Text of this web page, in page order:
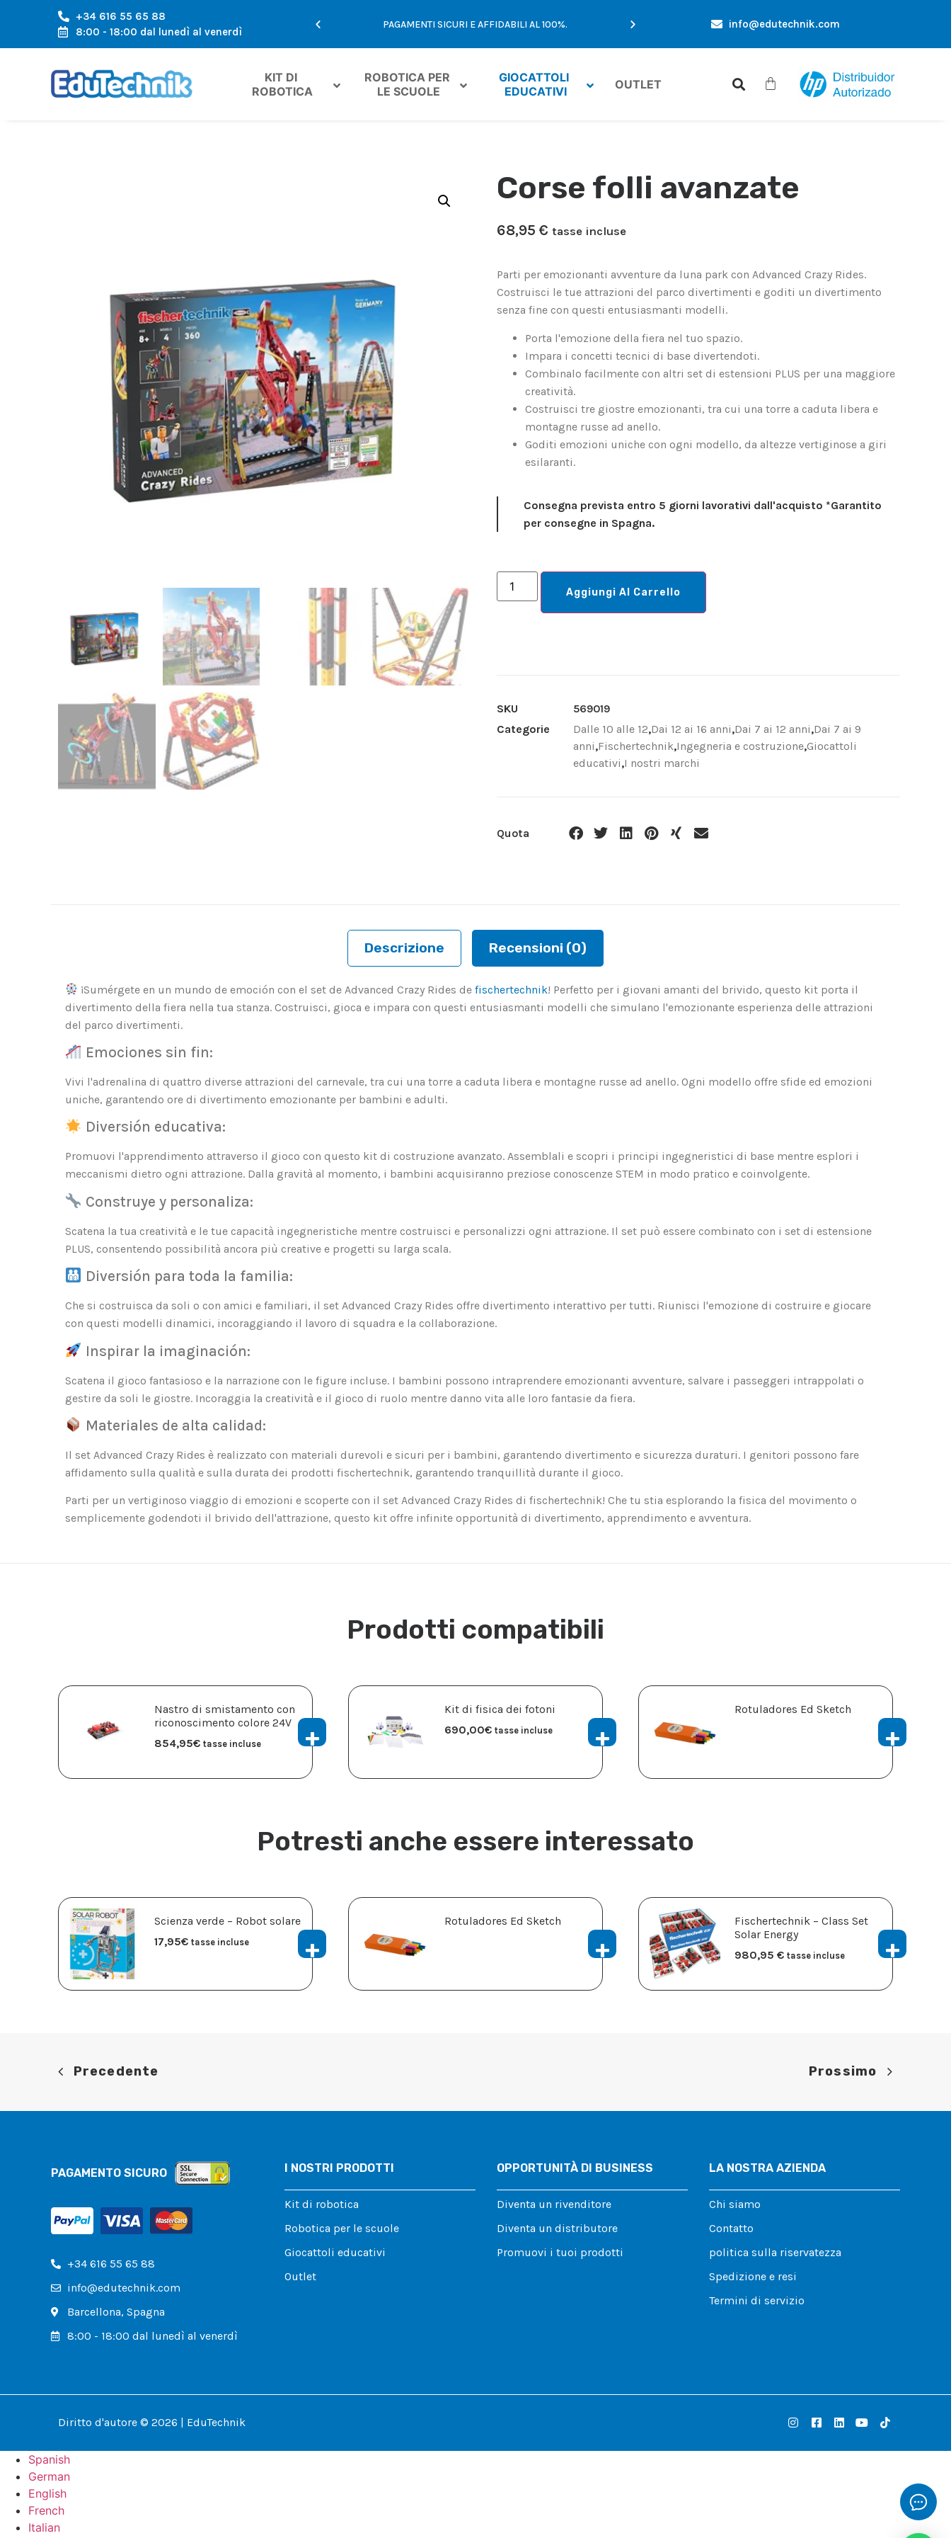
+34 616 55 65 88
8:00 - 18:00 dal lunedì al venerdì
EUROPEA SPEDIZIONE VELOCE, ARRIVO VELOCE PAGAMENTI SICURI E AFFIDABILI AL 100%. OFFERTE ESCLUSIVE SOLO PER TE
info@edutechnik.com
KIT DI
ROBOTICA
ROBOTICA PER
LE SCUOLE
GIOCATTOLI
EDUCATIVI
OUTLET
Corse folli avanzate
68,95 € tasse incluse
Parti per emozionanti avventure da luna park con Advanced Crazy Rides.
Costruisci le tue attrazioni del parco divertimenti e goditi un divertimento
senza fine con questi entusiasmanti modelli.
Porta l'emozione della fiera nel tuo spazio.
Impara i concetti tecnici di base divertendoti.
Combinalo facilmente con altri set di estensioni PLUS per una maggiore
creatività.
Costruisci tre giostre emozionanti, tra cui una torre a caduta libera e
montagne russe ad anello.
Goditi emozioni uniche con ogni modello, da altezze vertiginose a giri
esilaranti.
Consegna prevista entro 5 giorni lavorativi dall'acquisto *Garantito
per consegne in Spagna.
Aggiungi Al Carrello
SKU
569019
Categorie
Dalle 10 alle 12,Dai 12 ai 16 anni,Dai 7 ai 12 anni,Dai 7 ai 9
anni,Fischertechnik,Ingegneria e costruzione,Giocattoli
educativi,I nostri marchi
Quota
Descrizione Recensioni (0)
¡Sumérgete en un mundo de emoción con el set de Advanced Crazy Rides defischertechnik! Perfetto per i giovani amanti del brivido, questo kit porta il
divertimento della fiera nella tua stanza. Costruisci, gioca e impara con questi entusiasmanti modelli che simulano l'emozionante esperienza delle attrazioni
del parco divertimenti.
Emociones sin fin:
Vivi l'adrenalina di quattro diverse attrazioni del carnevale, tra cui una torre a caduta libera e montagne russe ad anello. Ogni modello offre sfide ed emozioni
uniche, garantendo ore di divertimento emozionante per bambini e adulti.
Diversión educativa:
Promuovi l'apprendimento attraverso il gioco con questo kit di costruzione avanzato. Assemblali e scopri i principi ingegneristici di base mentre esplori i
meccanismi dietro ogni attrazione. Dalla gravità al momento, i bambini acquisiranno preziose conoscenze STEM in modo pratico e coinvolgente.
Construye y personaliza:
Scatena la tua creatività e le tue capacità ingegneristiche mentre costruisci e personalizzi ogni attrazione. Il set può essere combinato con i set di estensione
PLUS, consentendo possibilità ancora più creative e progetti su larga scala.
Diversión para toda la familia:
Che si costruisca da soli o con amici e familiari, il set Advanced Crazy Rides offre divertimento interattivo per tutti. Riunisci l'emozione di costruire e giocare
con questi modelli dinamici, incoraggiando il lavoro di squadra e la collaborazione.
Inspirar la imaginación:
Scatena il gioco fantasioso e la narrazione con le figure incluse. I bambini possono intraprendere emozionanti avventure, salvare i passeggeri intrappolati o
gestire da soli le giostre. Incoraggia la creatività e il gioco di ruolo mentre danno vita alle loro fantasie da fiera.
Materiales de alta calidad:
Il set Advanced Crazy Rides è realizzato con materiali durevoli e sicuri per i bambini, garantendo divertimento e sicurezza duraturi. I genitori possono fare
affidamento sulla qualità e sulla durata dei prodotti fischertechnik, garantendo tranquillità durante il gioco.
Parti per un vertiginoso viaggio di emozioni e scoperte con il set Advanced Crazy Rides di fischertechnik! Che tu stia esplorando la fisica del movimento o
semplicemente godendoti il ​​brivido dell'attrazione, questo kit offre infinite opportunità di divertimento, apprendimento e avventura.
Prodotti compatibili
Nastro di smistamento con
riconoscimento colore 24V
854,95€ tasse incluse
Kit di fisica dei fotoni
690,00€ tasse incluse
Rotuladores Ed Sketch
Potresti anche essere interessato
Scienza verde – Robot solare
17,95€ tasse incluse
Rotuladores Ed Sketch
Fischertechnik – Class Set
Solar Energy
980,95 € tasse incluse
Precedente Prossimo
PAGAMENTO SICURO
+34 616 55 65 88
info@edutechnik.com
Barcellona, ​​Spagna
8:00 - 18:00 dal lunedì al venerdì
I NOSTRI PRODOTTI
Kit di robotica
Robotica per le scuole
Giocattoli educativi
Outlet
OPPORTUNITÀ DI BUSINESS
Diventa un rivenditore
Diventa un distributore
Promuovi i tuoi prodotti
LA NOSTRA AZIENDA
Chi siamo
Contatto
politica sulla riservatezza
Spedizione e resi
Termini di servizio
Diritto d'autore © 2026 | EduTechnik
Spanish
German
English
French
Italian